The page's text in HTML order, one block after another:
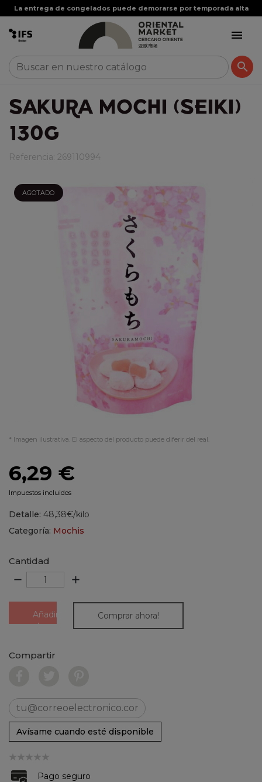
La entrega de congelados puede demorarse por temporada alta


SAKURA MOCHI (SEIKI)
130G
Referencia: 269110994
AGOTADO
* Imagen ilustrativa. El aspecto del producto puede diferir del real.
6,29 €
Impuestos incluidos
Detalle: 48,38€/kilo
Categoría: Mochis
Cantidad
remove add
Añadir
al
Comprar ahora!
Compartir
Avísame cuando esté disponible
Pago seguro